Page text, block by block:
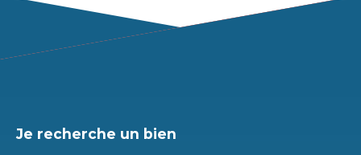
Je recherche un bien